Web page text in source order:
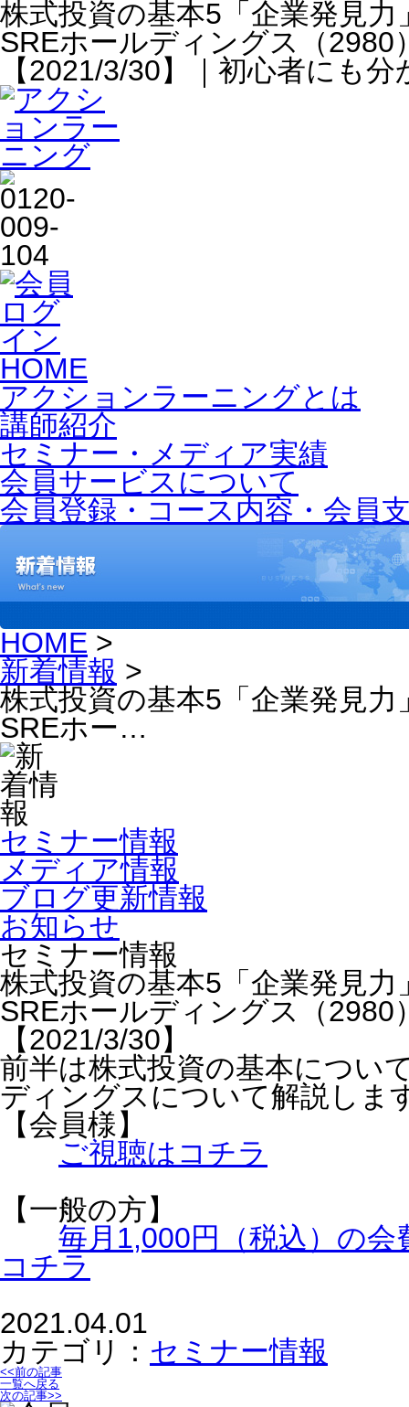
株式投資の基本5「企業発見
SREホールディングス（
【2021/3/30】｜初心者にも
HOME
アクションラーニングとは
講師紹介
セミナー・メディア実績
会員サービスについて
会員登録・コース内容・会員
HOME >
新着情報 >
株式投資の基本5「企業発見
SREホー…
セミナー情報
メディア情報
ブログ更新情報
お知らせ
セミナー情報
株式投資の基本5「企業発見
SREホールディングス（
【2021/3/30】
前半は株式投資の基本につい
ディングスについて解説しま
【会員様】
ご視聴はコチラ
【一般の方】
毎月1,000円（税込）の
コチラ
2021.04.01
カテゴリ： セミナー情報
<<前の記事
一覧へ戻る
次の記事>>